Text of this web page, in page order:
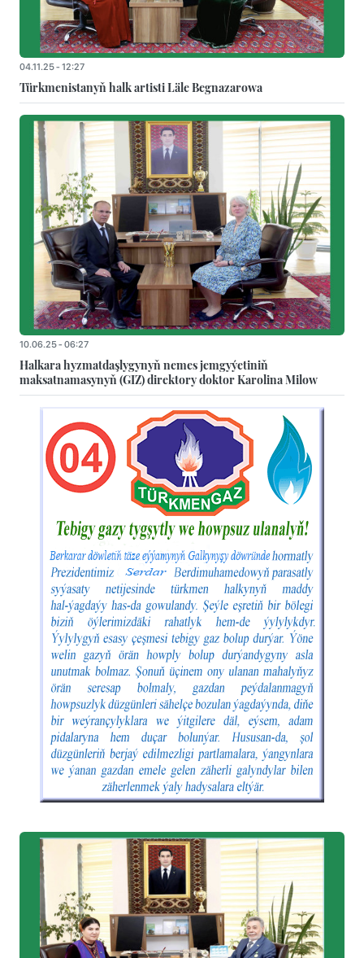
04.11.25 - 12:27
Türkmenistanyň halk artisti Läle Begnazarowa
10.06.25 - 06:27
Halkara hyzmatdaşlygynyň nemes jemgyýetiniň
maksatnamasynyň (GIZ) direktory doktor Karolina Milow